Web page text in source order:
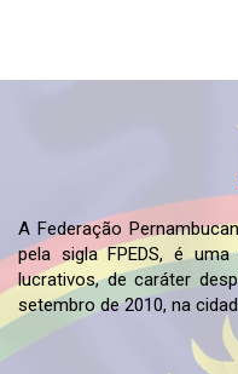
A Federação
pela sigla FPEDS, é
lucrativos, de caráter
setembro de 2010, na